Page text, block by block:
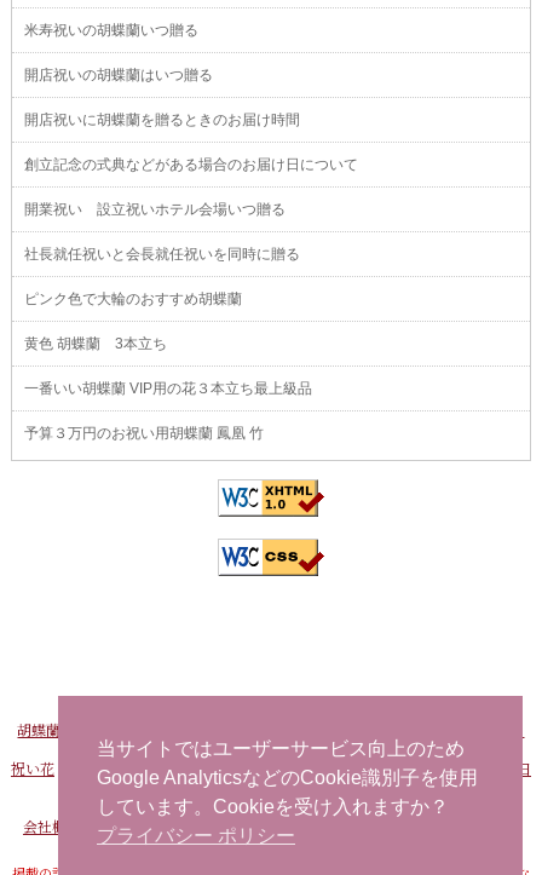
米寿祝いの胡蝶蘭いつ贈る
開店祝いの胡蝶蘭はいつ贈る
開店祝いに胡蝶蘭を贈るときのお届け時間
創立記念の式典などがある場合のお届け日について
開業祝い 設立祝いホテル会場いつ贈る
社長就任祝いと会長就任祝いを同時に贈る
ピンク色で大輪のおすすめ胡蝶蘭
黄色 胡蝶蘭 3本立ち
一番いい胡蝶蘭 VIP用の花３本立ち最上級品
予算３万円のお祝い用胡蝶蘭 鳳凰 竹
胡蝶蘭販売Net
本へ花を注文する
祝い花- 開店祝い用の花- 社長就任祝い 胡蝶蘭 事務所移転祝い 胡蝶蘭-
誕生日
お祝い用の花
当日配達できる花-胡蝶蘭
会社概要
プライバシーポリシー- 特定商取引法に基づく表記
当サイトではユーザーサービス向上のため
Google AnalyticsなどのCookie識別子を使用
しています。Cookieを受け入れますか？
プライバシー ポリシー